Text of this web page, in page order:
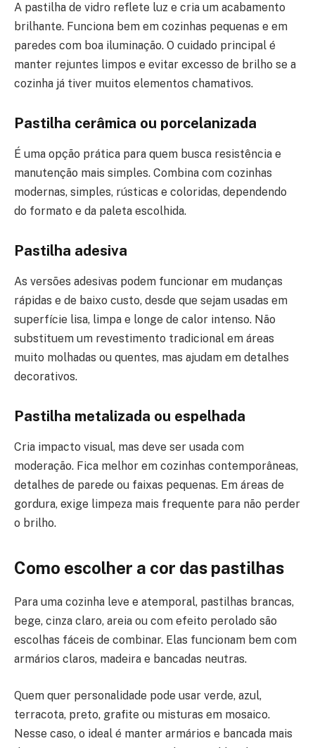
A pastilha de vidro reflete luz e cria um acabamento
brilhante. Funciona bem em cozinhas pequenas e em
paredes com boa iluminação. O cuidado principal é
manter rejuntes limpos e evitar excesso de brilho se a
cozinha já tiver muitos elementos chamativos.
Pastilha cerâmica ou porcelanizada
É uma opção prática para quem busca resistência e
manutenção mais simples. Combina com cozinhas
modernas, simples, rústicas e coloridas, dependendo
do formato e da paleta escolhida.
Pastilha adesiva
As versões adesivas podem funcionar em mudanças
rápidas e de baixo custo, desde que sejam usadas em
superfície lisa, limpa e longe de calor intenso. Não
substituem um revestimento tradicional em áreas
muito molhadas ou quentes, mas ajudam em detalhes
decorativos.
Pastilha metalizada ou espelhada
Cria impacto visual, mas deve ser usada com
moderação. Fica melhor em cozinhas contemporâneas,
detalhes de parede ou faixas pequenas. Em áreas de
gordura, exige limpeza mais frequente para não perder
o brilho.
Como escolher a cor das pastilhas
Para uma cozinha leve e atemporal, pastilhas brancas,
bege, cinza claro, areia ou com efeito perolado são
escolhas fáceis de combinar. Elas funcionam bem com
armários claros, madeira e bancadas neutras.
Quem quer personalidade pode usar verde, azul,
terracota, preto, grafite ou misturas em mosaico.
Nesse caso, o ideal é manter armários e bancada mais